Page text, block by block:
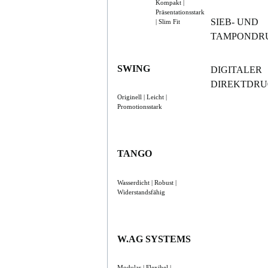
Kompakt |
Präsentationsstark
| Slim Fit
SWING
Originell | Leicht |
Promotionsstark
TANGO
Wasserdicht | Robust |
Widerstandsfähig
W.AG SYSTEMS
SIEB- UND
DIGITALER